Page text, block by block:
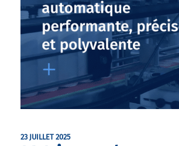
23 JUILLET 2025